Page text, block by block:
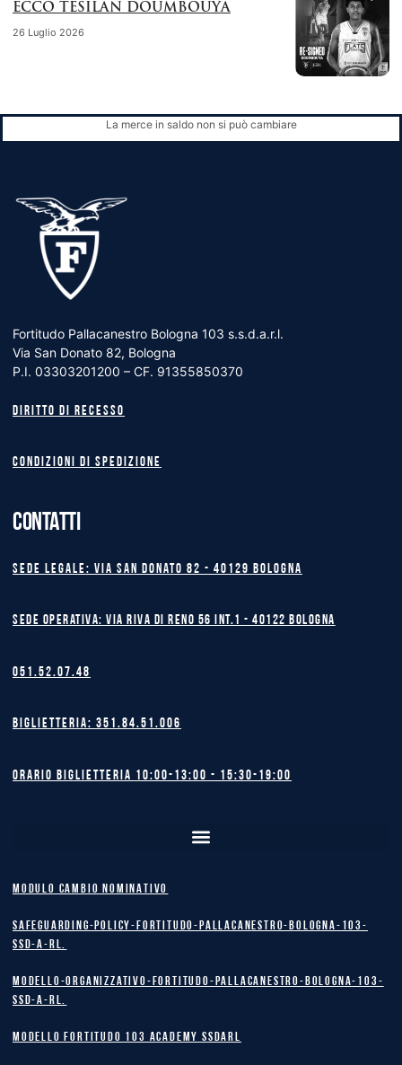
ECCO TESILAN DOUMBOUYA
26 Luglio 2026
La merce in saldo non si può cambiare
Fortitudo Pallacanestro Bologna 103 s.s.d.a.r.l.
Via San Donato 82, Bologna
P.I. 03303201200 – CF. 91355850370
Diritto di recesso
Condizioni di spedizione
CONTATTI
Sede legale: Via San Donato 82 - 40129 BOLOGNA
Sede operativa: Via Riva di Reno 56 int.1 - 40122 BOLOGNA
051.52.07.48
Biglietteria: 351.84.51.006
Orario biglietteria 10:00-13:00 - 15:30-19:00
MODULO CAMBIO NOMINATIVO
safeguarding-policy-Fortitudo-Pallacanestro-Bologna-103-
SSD-A-RL.
Modello-Organizzativo-Fortitudo-Pallacanestro-Bologna-103-
SSD-A-RL.
MODELLO FORTITUDO 103 ACADEMY SSDARL